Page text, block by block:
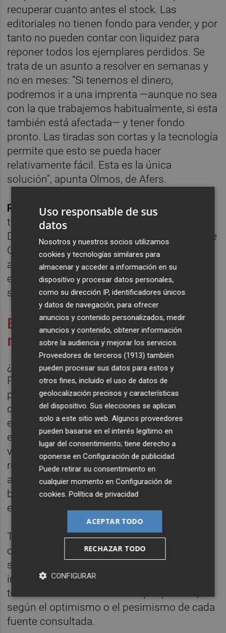
recuperar cuanto antes el stock. Las
editoriales no tienen fondo para vender, y por
tanto no pueden contar con liquidez para
reponer todos los ejemplares perdidos. Se
trata de un asunto a resolver en semanas y
no en meses: “Si tenemos el dinero,
podremos ir a una imprenta —aunque no sea
con la que trabajemos habitualmente, si esta
también está afectada— y tener fondo
pronto. Las tiradas son cortas y la tecnología
permite que esto se pueda hacer
relativamente fácil. Esta es la única
solución”, apunta Olmos, de Afers.
Ricard Peris, de Andana y La Caja Books,
también directamente muy afectadas por la
Dana, recuerda de paso que la Conselleria de
Cultura aún no ha resuelto o convocado
algunas de las ayudas del libro ordinarias de
este año, lo que también acaba lastrando la
salud de las editoriales independientes.
El medio plazo: La campaña
navideña se da por perdida
¿Por qué hablaPepe Miralles, de Librería
Primado, de una afectación peor que la
pandemia? “Porque en cuanto se pudo salir
del confinamiento, las ventas se reactivaron
enseguida. Aquí hay librerías y otras
empresas afectadas que tardarán meses en
volver a la normalidad”. Maquinarias que
reparar o sustituir, carreteras por las que
antes se pasaba y ahora toca reconstruir,
bajos de librerías con los que hay que
empezar de cero…
Tanto algunas librerías como editoriales
consultadas para este reportaje lo dan por
supuesto: la campaña navideña, la más
importante del año en ingresos, sale o muy
tocada o directamente se da por perdida,
según el optimismo o el pesimismo de cada
fuente consultada.
Uso responsable de sus
datos
Nosotros y nuestros socios utilizamos
cookies y tecnologías similares para
almacenar y acceder a información en su
dispositivo y procesar datos personales,
como su dirección IP, identificadores únicos
y datos de navegación, para ofrecer
anuncios y contenido personalizados, medir
anuncios y contenido, obtener información
sobre la audiencia y mejorar los servicios.
Proveedores de terceros (1913) también
pueden procesar sus datos para estos y
otros fines, incluido el uso de datos de
geolocalización precisos y características
del dispositivo. Sus elecciones se aplican
solo a este sitio web. Algunos proveedores
pueden basarse en el interés legítimo en
lugar del consentimiento; tiene derecho a
oponerse enConfiguración de publicidad
Puede retirar su consentimiento en
cualquier momento enConfiguración de
cookies .Política de privacidad
ACEPTAR TODO
RECHAZAR TODO
CONFIGURAR